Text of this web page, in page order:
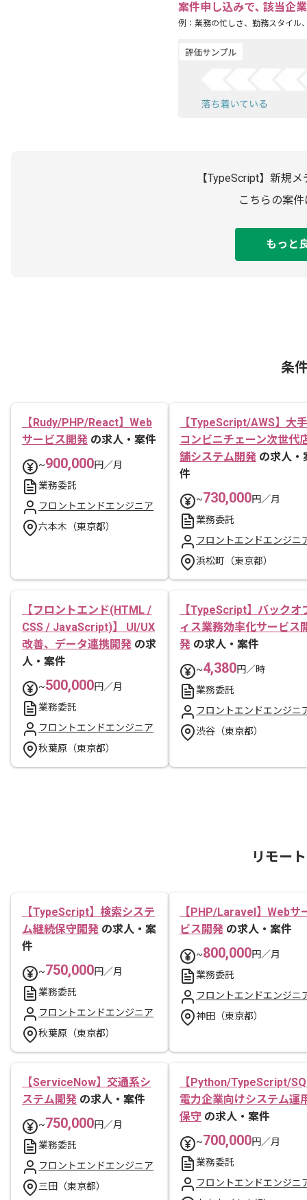
案件申し込みで､ 該当企
例：業務の忙しさ、勤務スタイル
【TypeScript】新規
こちらの案
もっと
条
【Rudy/PHP/React】Web
サービス開発 の求人・案件
~900,000円／月
業務委託
フロントエンドエンジニア
六本木（東京都）
【TypeScript/AWS】大手
コンビニチェーン次世代
舗システム開発 の求人・
件
~730,000円／月
業務委託
フロントエンドエンジニ
浜松町（東京都）
【フロントエンド(HTML /
CSS / JavaScript)】 UI/UX
改善、データ連携開発 の求
人・案件
~500,000円／月
業務委託
フロントエンドエンジニア
秋葉原（東京都）
【TypeScript】バックオ
ィス業務効率化サービス
発 の求人・案件
~4,380円／時
業務委託
フロントエンドエンジニ
渋谷（東京都）
リモー
【TypeScript】検索システ
ム継続保守開発 の求人・案
件
~750,000円／月
業務委託
フロントエンドエンジニア
秋葉原（東京都）
【PHP/Laravel】Webサ
ビス開発 の求人・案件
~800,000円／月
業務委託
フロントエンドエンジニ
神田（東京都）
【ServiceNow】交通系シ
ステム開発 の求人・案件
~750,000円／月
業務委託
フロントエンドエンジニア
三田（東京都）
【Python/TypeScript/
電力企業向けシステム運
保守 の求人・案件
~700,000円／月
業務委託
フロントエンドエンジニ